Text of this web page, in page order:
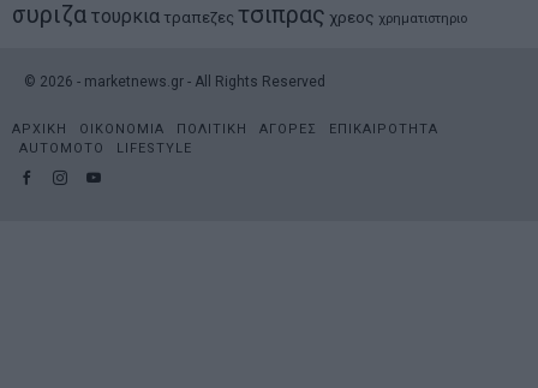
συριζα τουρκια τραπεζες τσιπρας χρεος χρηματιστηριο
© 2026 - marketnews.gr - All Rights Reserved
ΑΡΧΙΚΗ ΟΙΚΟΝΟΜΙΑ ΠΟΛΙΤΙΚΗ ΑΓΟΡΕΣ
ΕΠΙΚΑΙΡΟΤΗΤΑ
AUTOMOTO
LIFESTYLE